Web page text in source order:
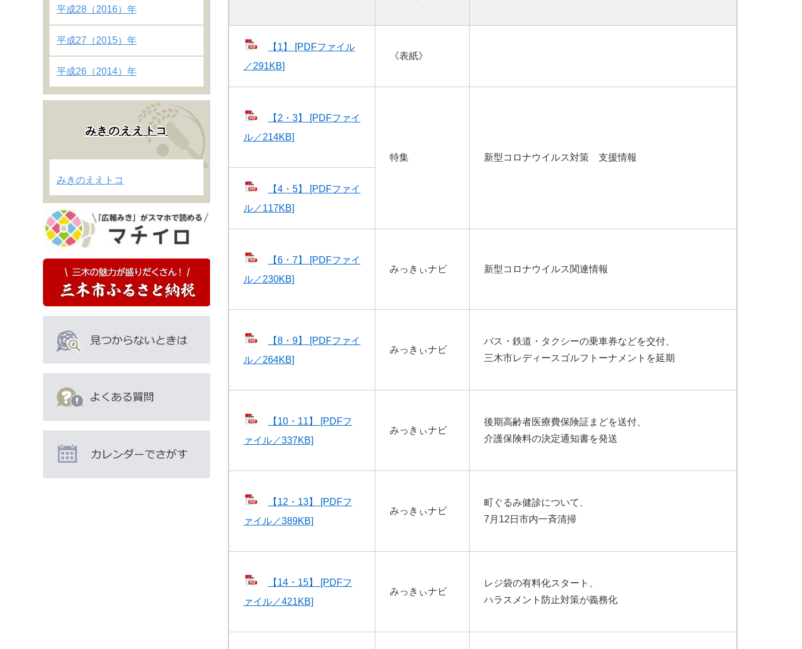
【1】 [PDFファイル
／291KB]
《表紙》
【2・3】 [PDFファイ
ル／214KB]
特集
新型コロナウイルス対策 支援情報
【4・5】 [PDFファイ
ル／117KB]
【6・7】 [PDFファイ
ル／230KB]
みっきぃナビ 新型コロナウイルス関連情報
【8・9】 [PDFファイ
ル／264KB]
みっきぃナビ
バス・鉄道・タクシーの乗車券などを交付、
三木市レディースゴルフトーナメントを延期
【10・11】 [PDFフ
ァイル／337KB]
みっきぃナビ
後期高齢者医療費保険証まどを送付、
介護保険料の決定通知書を発送
【12・13】 [PDFフ
ァイル／389KB]
みっきぃナビ
町ぐるみ健診について、
7月12日市内一斉清掃
【14・15】 [PDFフ
ァイル／421KB]
みっきぃナビ
レジ袋の有料化スタート、
ハラスメント防止対策が義務化
平成28（2016）年
平成27（2015）年
平成26（2014）年
みきのええトコ
みきのええトコ